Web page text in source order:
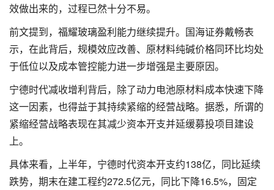
效做出来的，过程已然十分不易。
前文提到，福耀玻璃盈利能力继续提升。国海证券戴畅表
示，在此背后，规模效应改善、原材料纯碱价格同环比均处
于低位以及成本管控能力进一步增强是主要原因。
宁德时代减收增利背后，除了动力电池原材料成本快速下降
这一因素，也得益于其持续紧缩的经营战略。据悉，所谓的
紧缩经营战略表现在其减少资本开支并延缓募投项目建设
上。
具体来看，上半年，宁德时代资本开支约138亿，同比延续
跌势，期末在建工程约272.5亿元，同比下降16.5%，固定